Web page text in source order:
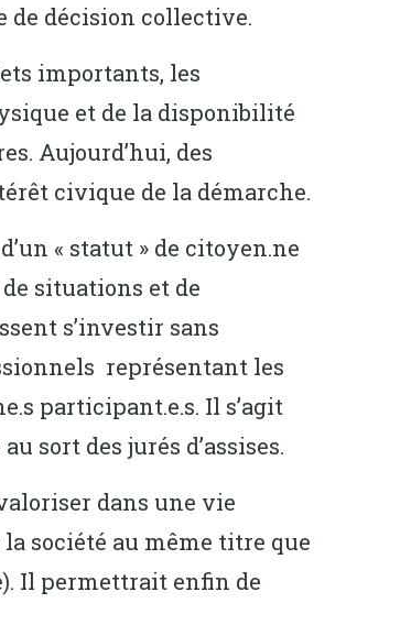
de décision collective.
importants, les
et de la disponibilité
Aujourd’hui, des
civique de la démarche.
« statut » de citoyen.ne
situations et de
s’investir sans
représentant les
participant.e.s. Il s’agit
sort des jurés d’assises.
dans une vie
société au même titre que
Il permettrait enfin de